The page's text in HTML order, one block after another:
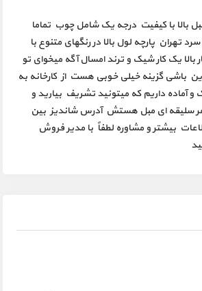
بالا با کیفیت درجه یک شامل چوب تماما
تهران پارچه لول بالا در رنگهای متنوع با
بالا یک کار شیک و ترند امسال آگه میخوای تو
باشی گزینه خیلی خوبی هست از کارخانه به
و آماده داریم که میتونید تشریف بیارید و
هر سلیقه ای مبل هستش آدرس شاندیز بین
الرس اطلاعات بیشتر و مشاوره لطفاً با مدیر فروش